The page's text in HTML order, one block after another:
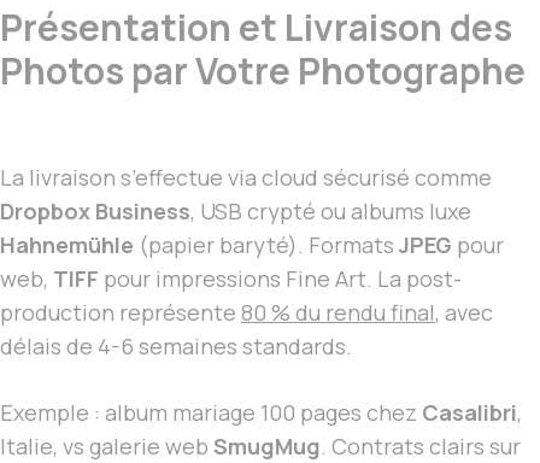
Présentation et Livraison des
Photos par Votre Photographe
La livraison s’effectue via cloud sécurisé comme
Dropbox Business, USB crypté ou albums luxe
Hahnemühle (papier baryté). Formats JPEG pour
web, TIFF pour impressions Fine Art. La post-
production représente 80 % du rendu final, avec
délais de 4-6 semaines standards.
Exemple : album mariage 100 pages chez Casalibri,
Italie, vs galerie web SmugMug. Contrats clairs sur